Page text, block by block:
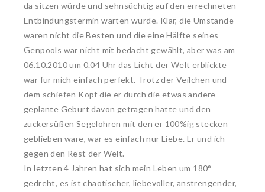
da sitzen würde und sehnsüchtig auf den errechneten
Entbindungstermin warten würde. Klar, die Umstände
waren nicht die Besten und die eine Hälfte seines
Genpools war nicht mit bedacht gewählt, aber was am
06.10.2010 um 0.04 Uhr das Licht der Welt erblickte
war für mich einfach perfekt. Trotz der Veilchen und
dem schiefen Kopf die er durch die etwas andere
geplante Geburt davon getragen hatte und den
zuckersüßen Segelohren mit den er 100%ig stecken
geblieben wäre, war es einfach nur Liebe. Er und ich
gegen den Rest der Welt.
In letzten 4 Jahren hat sich mein Leben um 180°
gedreht, es ist chaotischer, liebevoller, anstrengender,